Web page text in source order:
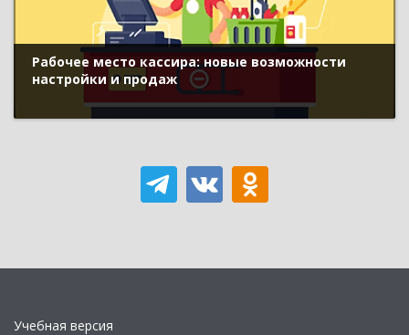
Рабочее место кассира: новые возможности
настройки и продаж
Учебная версия